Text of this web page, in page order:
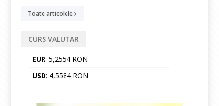
Toate articolele
CURS VALUTAR
EUR: 5,2554 RON
USD: 4,5584 RON